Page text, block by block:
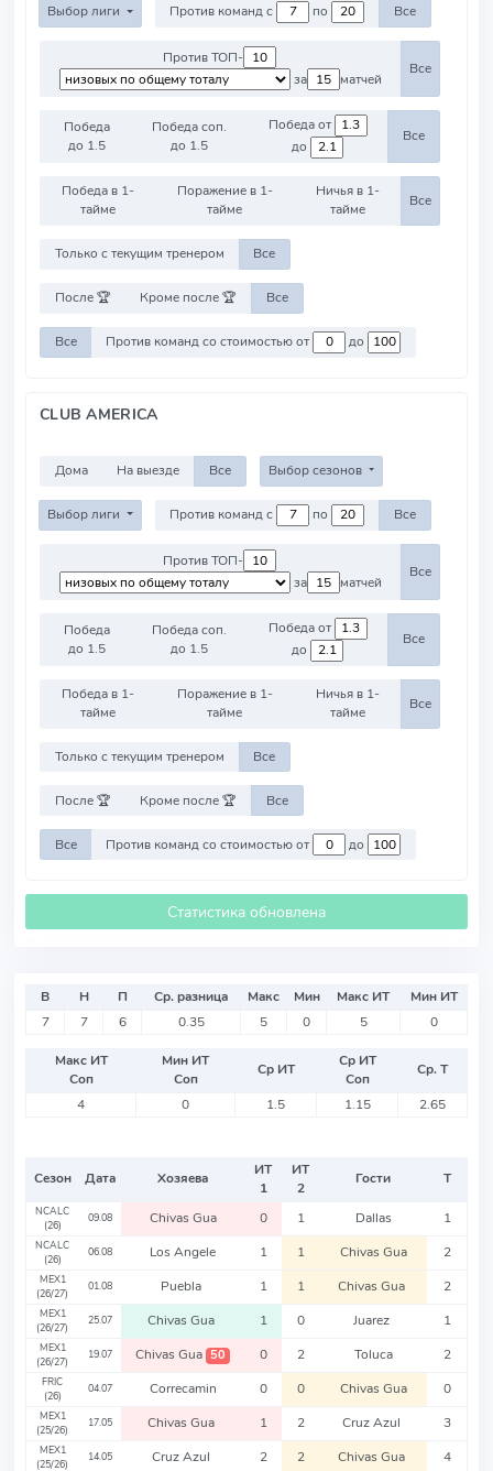
Выбор лиги Против команд с по Все
Против ТОП-
за
матчей
Все
Победа
до 1.5
Победа соп.
до 1.5
Победа от
до
Все
Победа в 1-
тайме
Поражение в 1-
тайме
Ничья в 1-
тайме
Все
Только с текущим тренером Все
После 🏆 Кроме после 🏆 Все
Все Против команд со стоимостью от до
CLUB AMERICA
Дома На выезде Все Выбор сезонов
Выбор лиги Против команд с по Все
Против ТОП-
за
матчей
Все
Победа
до 1.5
Победа соп.
до 1.5
Победа от
до
Все
Победа в 1-
тайме
Поражение в 1-
тайме
Ничья в 1-
тайме
Все
Только с текущим тренером Все
После 🏆 Кроме после 🏆 Все
Все Против команд со стоимостью от до
Статистика обновлена
В Н П Ср. разница Макс Мин Макс ИТ
Мин ИТ
7
7 6 0.35 5 0 5 0
Макс ИТ
Соп
Мин ИТ
Соп
Ср ИТ
Ср ИТ
Соп
Ср. Т
4
0 1.5 1.15 2.65
Сезон Дата Хозяева
ИТ
1
ИТ
2
Гости Т
NCALC
(26)
09.08 Chivas Gua 0 1 Dallas 1
NCALC
(26)
06.08 Los Angele 1 1 Chivas Gua 2
MEX1
(26/27)
01.08 Puebla 1 1 Chivas Gua 2
MEX1
(26/27)
25.07 Chivas Gua 1 0 Juarez 1
MEX1
(26/27)
19.07 Chivas Gua 50 0 2 Toluca 2
FRIC
(26)
04.07 Correcamin 0 0 Chivas Gua 0
MEX1
(25/26)
17.05 Chivas Gua 1 2 Cruz Azul 3
MEX1
(25/26)
14.05 Cruz Azul 2 2 Chivas Gua 4